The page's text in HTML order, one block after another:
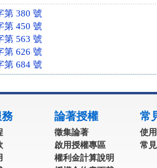
第 380 號
第 450 號
第 563 號
第 626 號
第 684 號
論著授權
徵集論著
啟用授權專區
權利金計算說明
常
使
常